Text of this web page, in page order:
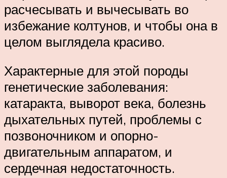
расчесывать и вычесывать во
избежание колтунов, и чтобы она в
целом выглядела красиво.
Характерные для этой породы
генетические заболевания:
катаракта, выворот века, болезнь
дыхательных путей, проблемы с
позвоночником и опорно-
двигательным аппаратом, и
сердечная недостаточность.